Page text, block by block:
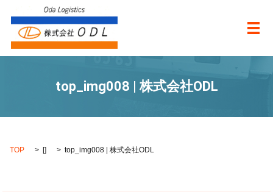
メ
top_img008 | 株式会社ODL
TOP [] top_img008 | 株式会社ODL